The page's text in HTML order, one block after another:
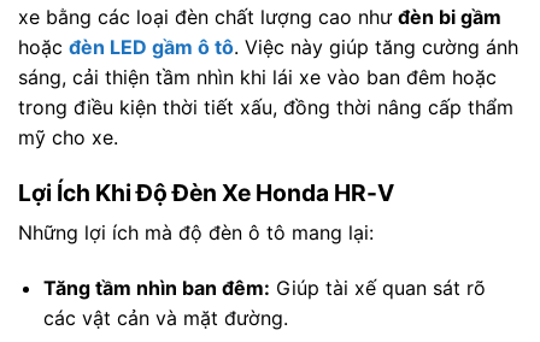
xe bằng các loại đèn chất lượng cao như đèn bi gầm
hoặc đèn LED gầm ô tô. Việc này giúp tăng cường ánh
sáng, cải thiện tầm nhìn khi lái xe vào ban đêm hoặc
trong điều kiện thời tiết xấu, đồng thời nâng cấp thẩm
mỹ cho xe.
Lợi Ích Khi Độ Đèn Xe Honda HR-V
Những lợi ích mà độ đèn ô tô mang lại:
Tăng tầm nhìn ban đêm: Giúp tài xế quan sát rõ
các vật cản và mặt đường.